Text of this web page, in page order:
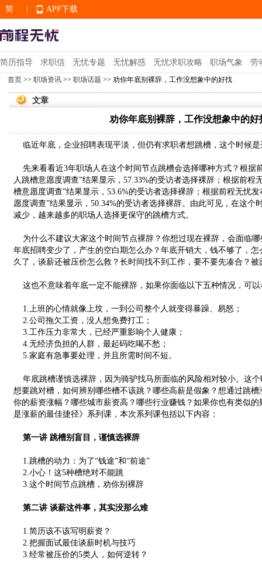
简
EN
APP下载
APP下载
简历指导 求职信 无忧专题 无忧解惑 无忧求职攻略 职场气象 劳
首页 >> 职场资讯 >> 职场话题 >> 劝你年底别裸辞，工作没想象中的好找
文章
劝你年底别裸辞，工作没想象中的好
临近年底，企业招聘表现平淡，但仍有求职者想跳槽，这个时候
先来看看近3年职场人在这个时间节点跳槽会选择哪种方式？根据
人跳槽意愿度调查”结果显示，57.33%的受访者选择裸辞；根据前程
槽意愿度调查”结果显示，53.6%的受访者选择裸辞；根据前程无忧
愿度调查”结果显示，50.34%的受访者选择裸辞。由此可见，在这个
减少，越来越多的职场人选择更保守的跳槽方式。
为什么不建议大家这个时间节点裸辞？你想过现在裸辞，会面临
年底招聘变少了，产生的空白期怎么办？年底开销大，钱不够了，
久了，谈薪还被压价怎么救？长时间找不到工作，要不要先凑合？
这也不意味着年底一定不能裸辞，如果你面临以下五种情况，可以
1.上班的心情就像上坟，一到公司整个人就变得暴躁、易怒；
2.公司拖欠工资，没人想免费打工；
3.工作压力非常大，已经严重影响个人健康；
4.无经济负担的人群，最起码吃喝不愁；
5.家庭有急事要处理，并且所需时间不短。
年底跳槽谨慎选裸辞，因为骑驴找马所面临的风险相对较小。这
想要跳对槽，如何辨别哪些槽不该跳？哪些高薪是假象？想通过跳
你的薪资涨幅？哪些城市薪资高？哪些行业赚钱？如果你也有类似
是涨薪的最佳捷径》系列课，本次系列课包括以下内容：
第一讲 跳槽别盲目，谨慎选裸辞
1.跳槽的动力：为了“钱途”和“前途”
2.小心！这5种槽绝对不能跳
3.这个时间节点跳槽，劝你别裸辞
第二讲 谈薪这件事，其实没那么难
1.简历该不该写明薪资？
2.把握面试最佳谈薪时机与技巧
3.经常被压价的5类人，如何逆转？